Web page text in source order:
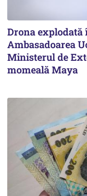
Drona
Ambasadoarea
Ministerul de
momeală Maya